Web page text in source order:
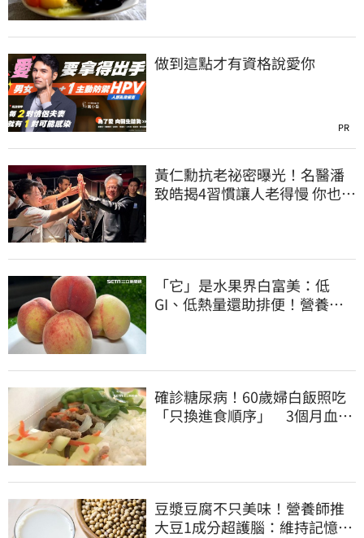
做到這點才有資格說愛你
PR
黃仁勳抗老祕密曝光！名醫潘
致皓揭4習慣讓人老得慢 你也可
「它」是水果界白富美：低
GI、低熱量還助排便！營養師
確診糖尿病！60歲婦白飯照吃
「只換進食順序」 3個月血糖
豆漿豆腐不只美味！營養師推
大豆1成分超護腦：維持記憶、